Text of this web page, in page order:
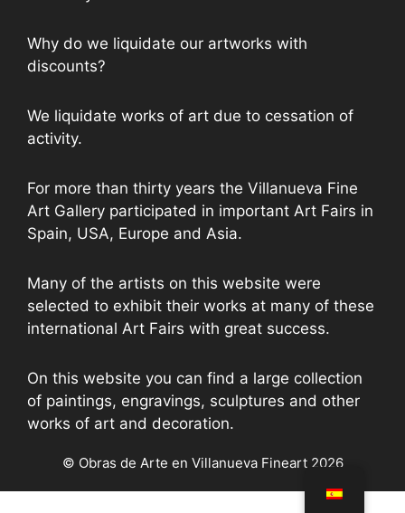
Why do we liquidate our artworks with
discounts?
We liquidate works of art due to cessation of
activity.
For more than thirty years the Villanueva Fine
Art Gallery participated in important Art Fairs in
Spain, USA, Europe and Asia.
Many of the artists on this website were
selected to exhibit their works at many of these
international Art Fairs with great success.
On this website you can find a large collection
of paintings, engravings, sculptures and other
works of art and decoration.
© Obras de Arte en Villanueva Fineart 2026